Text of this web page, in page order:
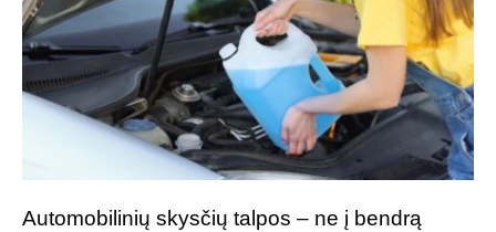
Automobilinių skysčių talpos – ne į bendrą